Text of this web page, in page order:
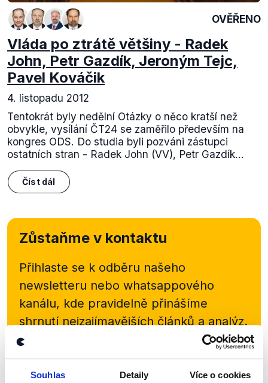
Souhlas Detaily Více o cookies
OVĚŘENO
Vláda po ztrátě většiny - Radek
John, Petr Gazdík, Jeroným Tejc,
Pavel Kováčik
4. listopadu 2012
Tentokrát byly nedělní Otázky o něco kratší než
obvykle, vysílání ČT24 se zaměřilo především na
kongres ODS. Do studia byli pozváni zástupci
ostatních stran - Radek John (VV), Petr Gazdík...
Číst dál
Zůstaňme v kontaktu
Přihlaste se k odběru našeho
newsletteru nebo whatsappového
kanálu, kde pravidelně přinášíme
shrnutí nejzajímavějších článků a analýz.
Začněte nás odebírat, a mějte tak
přehled o tom, jaké dezinformace a
nepravdy se zrovna v Česku šíří.